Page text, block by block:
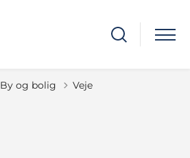
Tilbage til
By og bolig Veje